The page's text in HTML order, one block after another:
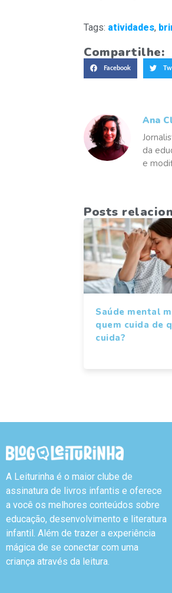
Tags: atividades,
Compartilhe:
Facebook
Ana
da
e
Posts
Saúde mental
quem cuida de
cuida?
A Leiturinha é o maior clube de
assinatura de livros infantis e oferece
a você os melhores conteúdos sobre
educação, desenvolvimento e literatura
infantil. Além de trazer a experiência
mágica de se conectar com uma
criança através da leitura.